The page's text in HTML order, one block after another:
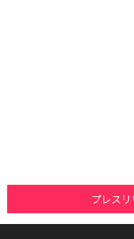
プレス